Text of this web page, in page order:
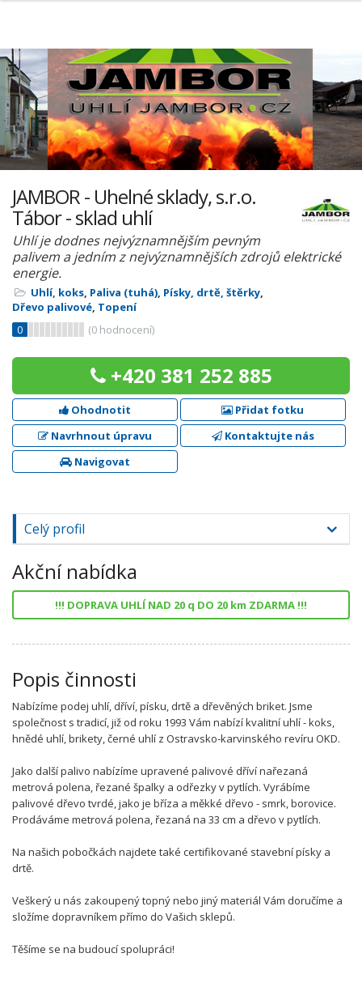
JAMBOR - Uhelné sklady, s.r.o.
Tábor - sklad uhlí
Uhlí je dodnes nejvýznamnějším pevným
palivem a jedním z nejvýznamnějších zdrojů elektrické
energie.
Uhlí, koks, Paliva (tuhá), Písky, drtě, štěrky,
Dřevo palivové, Topení
0
(0 hodnocení)
+420 381 252 885
Ohodnotit
Přidat fotku
Navrhnout úpravu
Kontaktujte nás
Navigovat
Celý profil
Akční nabídka
!!! DOPRAVA UHLÍ NAD 20 q DO 20 km ZDARMA !!!
Popis činnosti
Nabízíme podej uhlí, dříví, písku, drtě a dřevěných briket. Jsme
společnost s tradicí, již od roku 1993 Vám nabízí kvalitní uhlí - koks,
hnědé uhlí, brikety, černé uhlí z Ostravsko-karvinského revíru OKD.
Jako další palivo nabízíme upravené palivové dříví nařezaná
metrová polena, řezané špalky a odřezky v pytlích. Vyrábíme
palivové dřevo tvrdé, jako je bříza a měkké dřevo - smrk, borovice.
Prodáváme metrová polena, řezaná na 33 cm a dřevo v pytlích.
Na našich pobočkách najdete také certifikované stavební písky a
drtě.
Veškerý u nás zakoupený topný nebo jiný materiál Vám doručíme a
složíme dopravníkem přímo do Vašich sklepů.
Těšíme se na budoucí spolupráci!